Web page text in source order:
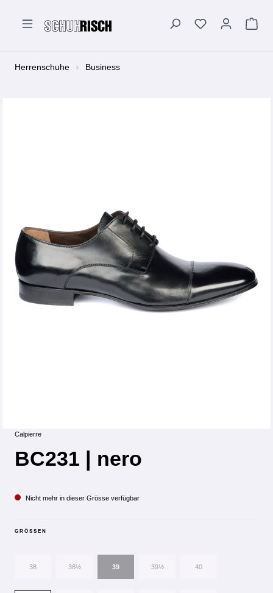
Herrenschuhe Business
Calpierre
BC231 | nero
Nicht mehr in dieser Grösse verfügbar
GRÖSSEN
38 38½ 39 39½ 40